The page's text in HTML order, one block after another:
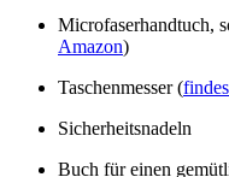
Microfaserhandtuch,
Amazon)
Taschenmesser (
Sicherheitsnadeln
Buch für einen